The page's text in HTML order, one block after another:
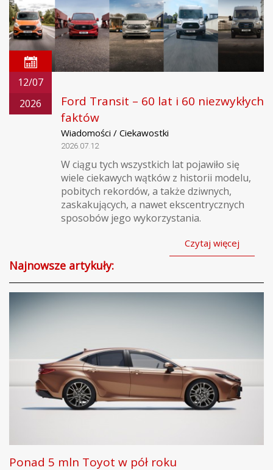
12/07
2026
Ford Transit – 60 lat i 60 niezwykłych
faktów
Wiadomości / Ciekawostki
2026.07.12
W ciągu tych wszystkich lat pojawiło się
wiele ciekawych wątków z historii modelu,
pobitych rekordów, a także dziwnych,
zaskakujących, a nawet ekscentrycznych
sposobów jego wykorzystania.
Czytaj więcej
Najnowsze artykuły:
Ponad 5 mln Toyot w pół roku